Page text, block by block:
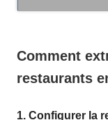
Comment
restaurants
1. Configurer la